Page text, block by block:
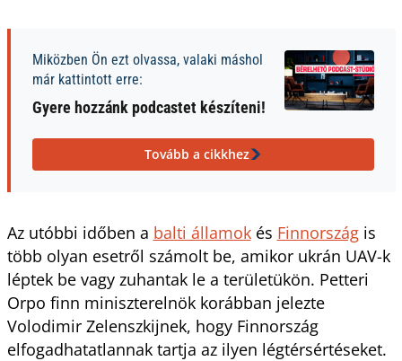
Miközben Ön ezt olvassa, valaki máshol
már kattintott erre:
Gyere hozzánk podcastet készíteni!
Tovább a cikkhez
Az utóbbi időben a balti államokés Finnországis
több olyan esetről számolt be, amikor ukrán UAV-k
léptek be vagy zuhantak le a területükön. Petteri
Orpo finn miniszterelnök korábban jelezte
Volodimir Zelenszkijnek, hogy Finnország
elfogadhatatlannak tartja az ilyen légtérsértéseket.